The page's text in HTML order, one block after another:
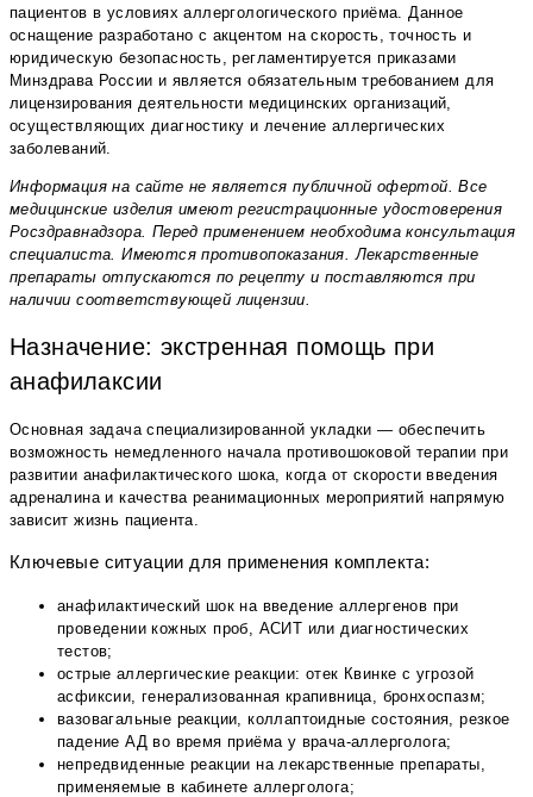
пациентов в условиях аллергологического приёма. Данное
оснащение разработано с акцентом на скорость, точность и
юридическую безопасность, регламентируется приказами
Минздрава России и является обязательным требованием для
лицензирования деятельности медицинских организаций,
осуществляющих диагностику и лечение аллергических
заболеваний.
Информация на сайте не является публичной офертой. Все
медицинские изделия имеют регистрационные удостоверения
Росздравнадзора. Перед применением необходима консультация
специалиста. Имеются противопоказания. Лекарственные
препараты отпускаются по рецепту и поставляются при
наличии соответствующей лицензии.
Назначение: экстренная помощь при
анафилаксии
Основная задача специализированной укладки — обеспечить
возможность немедленного начала противошоковой терапии при
развитии анафилактического шока, когда от скорости введения
адреналина и качества реанимационных мероприятий напрямую
зависит жизнь пациента.
Ключевые ситуации для применения комплекта:
анафилактический шок на введение аллергенов при
проведении кожных проб, АСИТ или диагностических
тестов;
острые аллергические реакции: отек Квинке с угрозой
асфиксии, генерализованная крапивница, бронхоспазм;
вазовагальные реакции, коллаптоидные состояния, резкое
падение АД во время приёма у врача-аллерголога;
непредвиденные реакции на лекарственные препараты,
применяемые в кабинете аллерголога;